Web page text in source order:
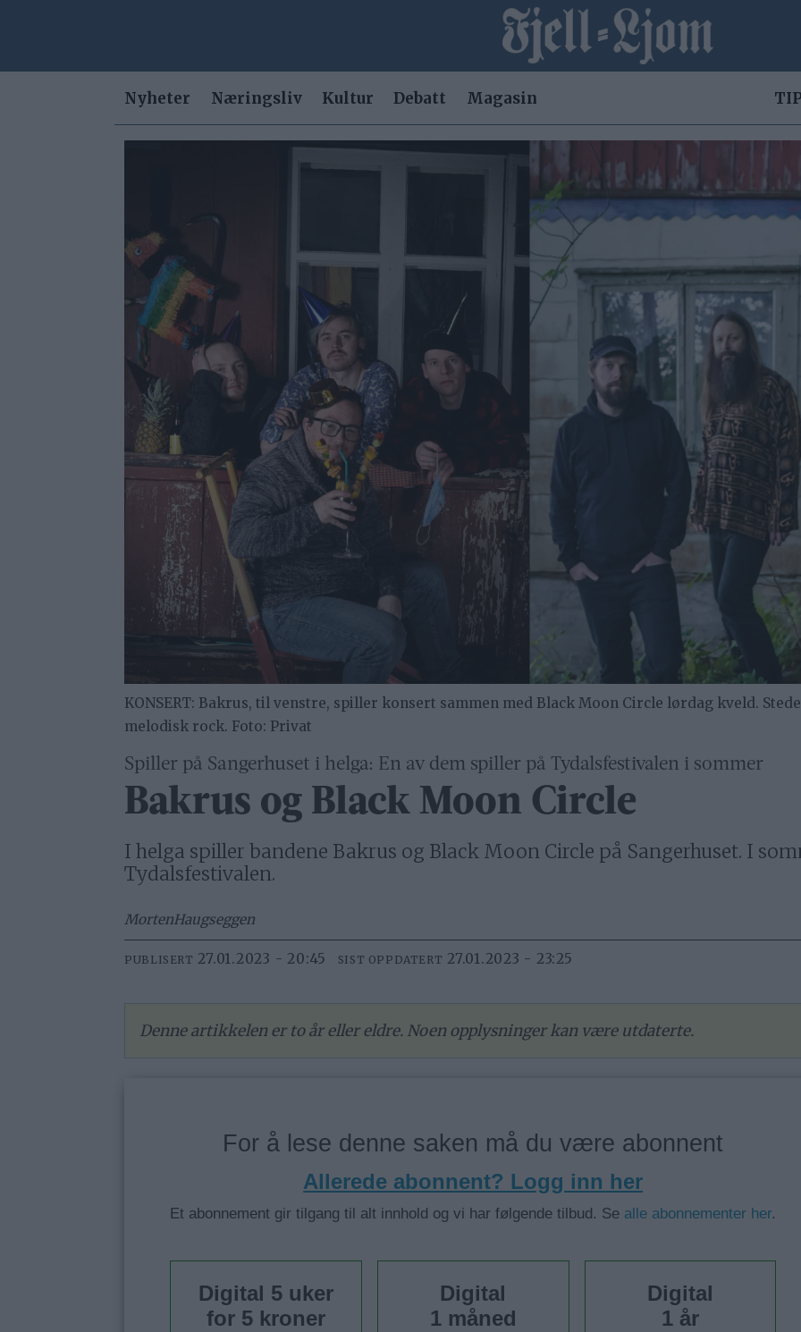
Nyheter Næringsliv Kultur Debatt Magasin
KONSERT: Bakrus, til venstre, spiller konsert sammen med Black Moon Circle lørdag kveld.
melodisk rock. Foto: Privat
Spiller på Sangerhuset i helga: En av dem spiller på Tydalsfestivalen i sommer
Bakrus og Black Moon Circle
I helga spiller bandene Bakrus og Black Moon Circle på Sangerhuset. I
Tydalsfestivalen.
MortenHaugseggen
PUBLISERT 27.01.2023 - 20:45 SIST OPPDATERT 27.01.2023 - 23:25
Denne artikkelen er to år eller eldre. Noen opplysninger kan være utdaterte.
For å lese denne saken må du være abonnent
Allerede abonnent? Logg inn her
Et abonnement gir tilgang til alt innhold og vi har følgende tilbud. Se alle abonnementer her.
Digital 5 uker
for 5 kroner
Digital
1 måned
Digital
1 år